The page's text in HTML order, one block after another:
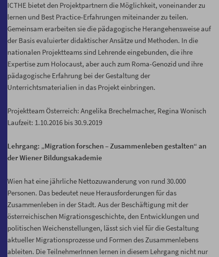
ICTHE bietet den Projektpartnern die Möglichkeit, voneinander zu
lernen und Best Practice-Erfahrungen miteinander zu teilen.
Gemeinsam erarbeiten sie die pädagogische Herangehensweise auf
der Basis evaluierter didaktischer Ansätze und Methoden. In die
nationalen Projektteams sind Lehrende eingebunden, die ihre
Expertise zum Holocaust, aber auch zum Roma-Genozid und ihre
pädagogische Erfahrung bei der Gestaltung der
Unterrichtsmaterialien in das Projekt einbringen.
Projektteam Österreich: Angelika Brechelmacher, Regina Wonisch
Laufzeit: 1.10.2016 bis 30.9.2019
Lehrgang: „Migration forschen – Zusammenleben gestalten“ an
der Wiener Bildungsakademie
Wien hat eine jährliche Nettozuwanderung von rund 30.000
Personen. Das bedeutet neue Herausforderungen für das
Zusammenleben in der Stadt. Aus der Beschäftigung mit der
österreichischen Migrationsgeschichte, den Entwicklungen und
politischen Weichenstellungen, lässt sich viel für die Gestaltung
aktueller Migrationsprozesse und Formen des Zusammenlebens
ableiten. Die TeilnehmerInnen lernen in diesem Lehrgang nicht nur